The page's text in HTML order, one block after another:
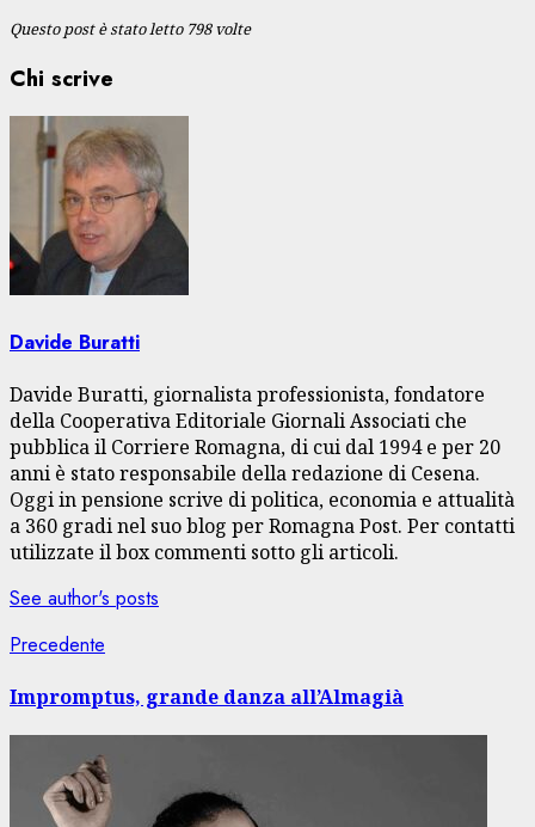
Questo post è stato letto 798 volte
Chi scrive
Davide Buratti
Davide Buratti, giornalista professionista, fondatore
della Cooperativa Editoriale Giornali Associati che
pubblica il Corriere Romagna, di cui dal 1994 e per 20
anni è stato responsabile della redazione di Cesena.
Oggi in pensione scrive di politica, economia e attualità
a 360 gradi nel suo blog per Romagna Post. Per contatti
utilizzate il box commenti sotto gli articoli.
See author's posts
Navigazione
articolo
Precedente
Impromptus, grande danza all’Almagià